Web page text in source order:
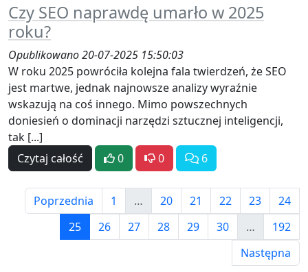
Czy SEO naprawdę umarło w 2025
roku?
Opublikowano 20-07-2025 15:50:03
W roku 2025 powróciła kolejna fala twierdzeń, że SEO
jest martwe, jednak najnowsze analizy wyraźnie
wskazują na coś innego. Mimo powszechnych
doniesień o dominacji narzędzi sztucznej inteligencji,
tak [...]
Czytaj całość
0 0 6
Poprzednia 1 … 20 21 22 23
24
25
26 27 28 29 30 …
192
Następna